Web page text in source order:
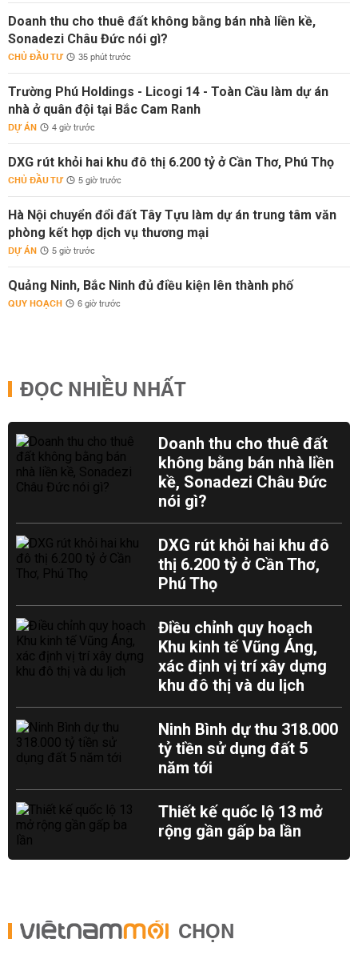
Doanh thu cho thuê đất không bằng bán nhà liền kề,
Sonadezi Châu Đức nói gì?
CHỦ ĐẦU TƯ 35 phút trước
Trường Phú Holdings - Licogi 14 - Toàn Cầu làm dự án
nhà ở quân đội tại Bắc Cam Ranh
DỰ ÁN 4 giờ trước
DXG rút khỏi hai khu đô thị 6.200 tỷ ở Cần Thơ, Phú Thọ
CHỦ ĐẦU TƯ 5 giờ trước
Hà Nội chuyển đổi đất Tây Tựu làm dự án trung tâm văn
phòng kết hợp dịch vụ thương mại
DỰ ÁN 5 giờ trước
Quảng Ninh, Bắc Ninh đủ điều kiện lên thành phố
QUY HOẠCH 6 giờ trước
ĐỌC NHIỀU NHẤT
Doanh thu cho thuê đất
không bằng bán nhà liền
kề, Sonadezi Châu Đức
nói gì?
DXG rút khỏi hai khu đô
thị 6.200 tỷ ở Cần Thơ,
Phú Thọ
Điều chỉnh quy hoạch
Khu kinh tế Vũng Áng,
xác định vị trí xây dựng
khu đô thị và du lịch
Ninh Bình dự thu 318.000
tỷ tiền sử dụng đất 5
năm tới
Thiết kế quốc lộ 13 mở
rộng gần gấp ba lần
CHỌN